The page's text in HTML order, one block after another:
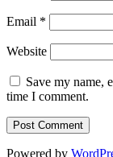
Email *
Website
Save my name,
time I comment.
Powered by